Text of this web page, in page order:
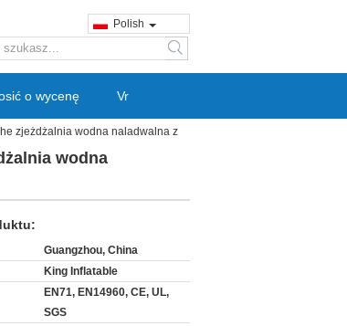
Polish
search
o wycenę Vr
zjeżdżalnia wodna naladwalna z
wodna
Guangzhou, China
King Inflatable
EN71, EN14960, CE, UL,
SGS